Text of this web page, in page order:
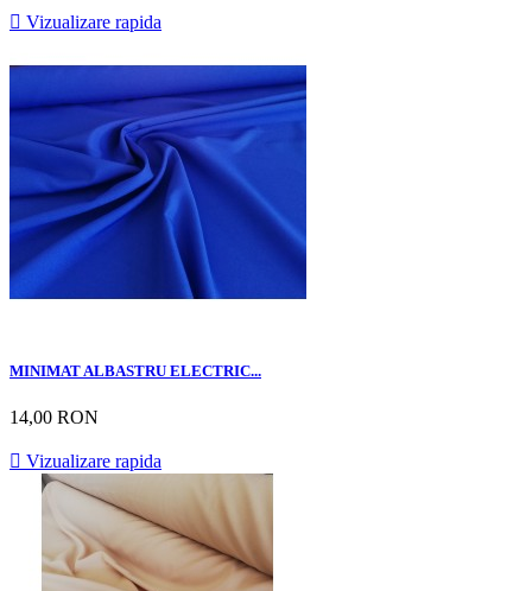
 Vizualizare rapida
MINIMAT ALBASTRU ELECTRIC...
14,00 RON
 Vizualizare rapida